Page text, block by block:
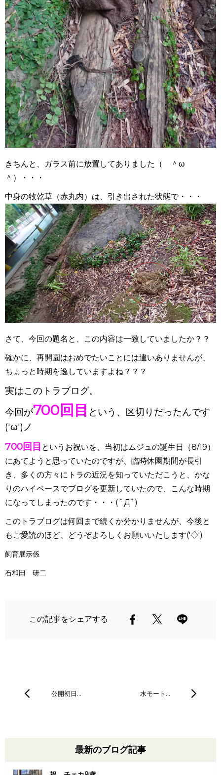
きちんと、ガラス前に放置してありました（ ＾ω
＾）・・・
中身の牧乾草（赤丸内）は、引き出された状態で・・・
さて、今回の題名と、この内容は一致していましたか？？
確かに、再開園はおめでたいことには違いありませんが、
ちょっと時期を逸していますよね？？？
実はこのトラブログ。
今回が700回目 という、区切りだったんです
('ω')ノ
700回目 というお祝いを、当初はムジュの誕生日（8/19）
にあてようと思っていたのですが、臨時休園期間が長引
き、多くの方々にトラの近況を知っていただこうと、かな
りのハイペースでブログを更新していたので、こんな時期
になってしまったのです・・・( ﾟДﾟ)
このトラブログは何回まで続くか分かりませんが、今後と
もご愛読のほど、どうぞよろしくお願いいたします('◇')ゞ
飼育展示係
石和田 研二
この記事をシェアする
公開初日… 水モート…
最新のブログ記事